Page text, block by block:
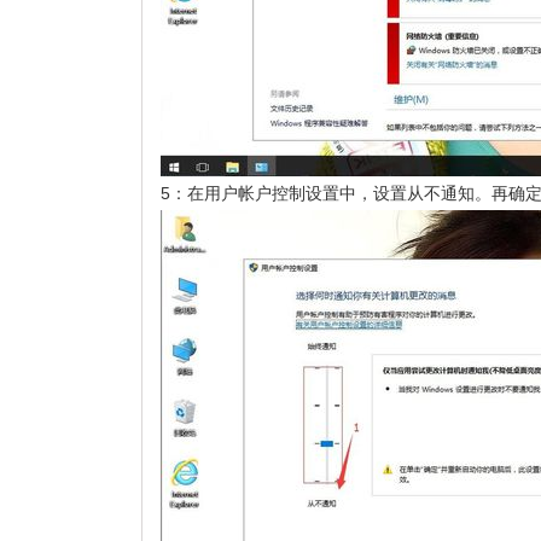
5：在用户帐户控制设置中，设置从不通知。再确